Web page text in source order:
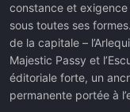
constance et
sous toutes ses
de la capitale –
Majestic Passy et
éditoriale forte, un
permanente portée à